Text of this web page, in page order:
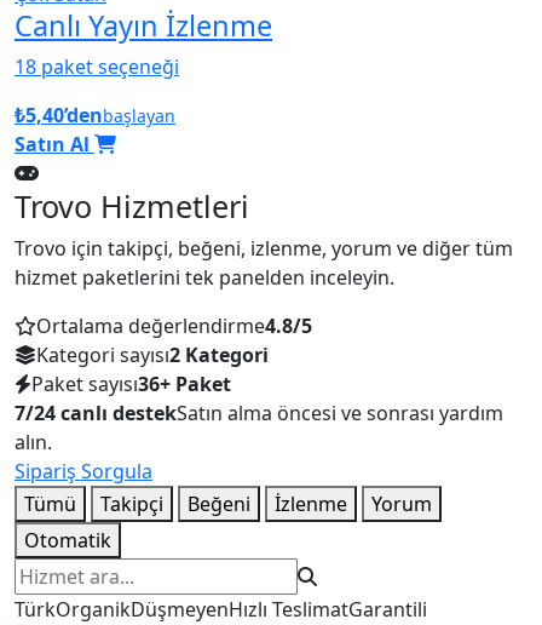
Canlı Yayın İzlenme
18 paket seçeneği
₺5,40’denbaşlayan
Satın Al
Trovo Hizmetleri
Trovo için takipçi, beğeni, izlenme, yorum ve diğer tüm
hizmet paketlerini tek panelden inceleyin.
Ortalama değerlendirme4.8/5
Kategori sayısı2 Kategori
Paket sayısı36+ Paket
7/24 canlı destekSatın alma öncesi ve sonrası yardım
alın.
Sipariş Sorgula
Tümü
Takipçi Beğeni İzlenme
Yorum
Otomatik
Hizmet ara
TürkOrganikDüşmeyenHızlı TeslimatGarantili